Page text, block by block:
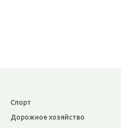
Спорт
Дорожное хозяйство